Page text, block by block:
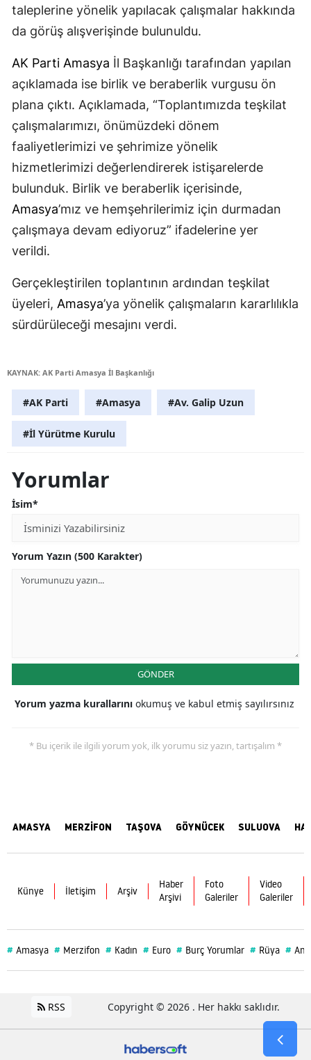
taleplerine yönelik yapılacak çalışmalar hakkında
da görüş alışverişinde bulunuldu.
AK Parti Amasya İl Başkanlığı tarafından yapılan
açıklamada ise birlik ve beraberlik vurgusu ön
plana çıktı. Açıklamada, “Toplantımızda teşkilat
çalışmalarımızı, önümüzdeki dönem
faaliyetlerimizi ve şehrimize yönelik
hizmetlerimizi değerlendirerek istişarelerde
bulunduk. Birlik ve beraberlik içerisinde,
Amasya’mız ve hemşehrilerimiz için durmadan
çalışmaya devam ediyoruz” ifadelerine yer
verildi.
Gerçekleştirilen toplantının ardından teşkilat
üyeleri, Amasya’ya yönelik çalışmaların kararlılıkla
sürdürüleceği mesajını verdi.
KAYNAK: AK Parti Amasya İl Başkanlığı
#AK Parti #Amasya #Av. Galip Uzun
#İl Yürütme Kurulu
Yorumlar
İsim*
Yorum Yazın (500 Karakter)
GÖNDER
Yorum yazma kurallarını okumuş ve kabul etmiş sayılırsınız
* Bu içerik ile ilgili yorum yok, ilk yorumu siz yazın, tartışalım *
AMASYA MERZİFON TAŞOVA GÖYNÜCEK SULUOVA
Künye İletişim Arşiv
Haber
Arşivi
Foto
Galeriler
Video
Galeriler
# Amasya # Merzifon # Kadın # Euro # Burç Yorumlar # Rüya #
RSS Copyright © 2026 . Her hakkı saklıdır.